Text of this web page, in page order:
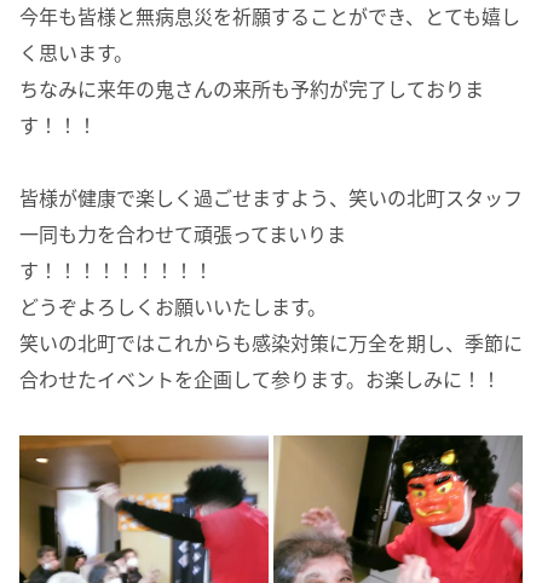
今年も皆様と無病息災を祈願することができ、とても嬉し
く思います。
ちなみに来年の鬼さんの来所も予約が完了しておりま
す！！！
皆様が健康で楽しく過ごせますよう、笑いの北町スタッフ
一同も力を合わせて頑張ってまいりま
す！！！！！！！！！
どうぞよろしくお願いいたします。
笑いの北町ではこれからも感染対策に万全を期し、季節に
合わせたイベントを企画して参ります。お楽しみに！！